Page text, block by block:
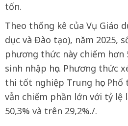
tốn.
Theo thống kê của Vụ Giáo
dục và Đào tạo), năm 2025,
phương thức này chiếm
sinh nhập học. Phương thức
thi tốt nghiệp Trung học Phổ
vẫn chiếm phần lớn với tỷ lệ
50,3% và trên 29,2%./.